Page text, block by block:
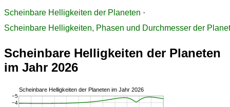
Scheinbare Helligkeiten der Planeten ·
Scheinbare Helligkeiten, Phasen und Durchmesser der
Scheinbare Helligkeiten der Planeten
im Jahr 2026